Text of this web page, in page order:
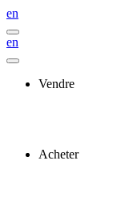
en
en
Vendre
Acheter